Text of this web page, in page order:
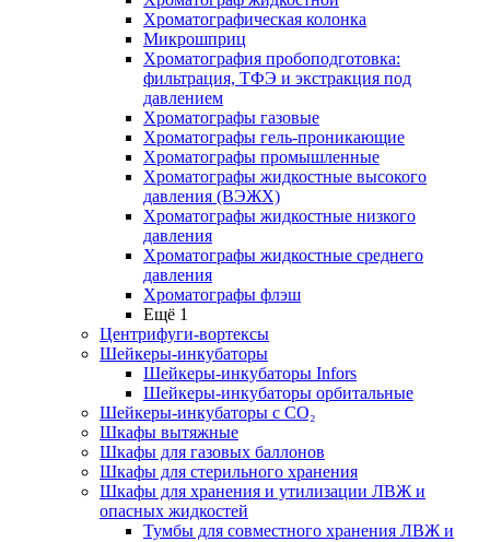
Хроматографическая колонка
Микрошприц
Хроматография пробоподготовка:
фильтрация, ТФЭ и экстракция под
давлением
Хроматографы газовые
Хроматографы гель-проникающие
Хроматографы промышленные
Хроматографы жидкостные высокого
давления (ВЭЖХ)
Хроматографы жидкостные низкого
давления
Хроматографы жидкостные среднего
давления
Хроматографы флэш
Ещё 1
Центрифуги-вортексы
Шейкеры-инкубаторы
Шейкеры-инкубаторы Infors
Шейкеры-инкубаторы орбитальные
Шейкеры-инкубаторы с CО₂
Шкафы вытяжные
Шкафы для газовых баллонов
Шкафы для стерильного хранения
Шкафы для хранения и утилизации ЛВЖ и
опасных жидкостей
Тумбы для совместного хранения ЛВЖ и